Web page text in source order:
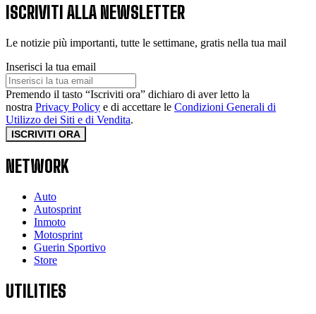
ISCRIVITI ALLA NEWSLETTER
Le notizie più importanti, tutte le settimane, gratis nella tua mail
Inserisci la tua email
Premendo il tasto “Iscriviti ora” dichiaro di aver letto la
nostra Privacy Policy e di accettare le Condizioni Generali di
Utilizzo dei Siti e di Vendita.
ISCRIVITI ORA
NETWORK
Auto
Autosprint
Inmoto
Motosprint
Guerin Sportivo
Store
UTILITIES